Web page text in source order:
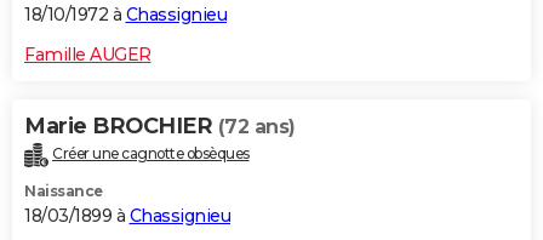
18/10/1972 à Chassignieu
Famille AUGER
Marie BROCHIER (72 ans)
Créer une cagnotte obsèques
Naissance
18/03/1899 à Chassignieu